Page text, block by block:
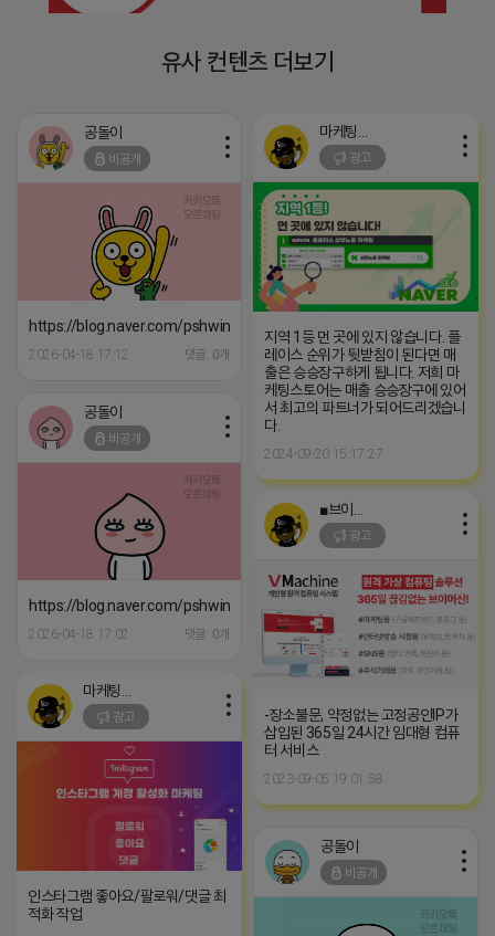
유사 컨텐츠 더보기
공돌이
비공개
https://blog.naver.com/pshwin2/224023970047
2026-04-18 17:12 댓글: 0개
광고
지역 1등 먼 곳에 있지 않습니다. 플
레이스 순위가 뒷받침이 된다면 매
출은 승승장구하게 됩니다. 저희 마
케팅스토어는 매출 승승장구에 있어
서 최고의 파트너가 되어드리겠습니
다.
2024-09-20 15:17:27
공돌이
비공개
https://blog.naver.com/pshwin2/224024290494
2026-04-18 17:02 댓글: 0개
광고
-장소불문, 약정없는 고정공인IP가
삽입된 365일 24시간 임대형 컴퓨
터 서비스
2023-09-05 19:01:58
광고
인스타그램 좋아요/팔로워/댓글 최
적화 작업
공돌이
비공개